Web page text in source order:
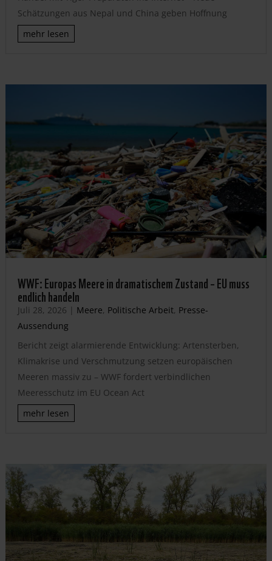
Schätzungen aus Nepal und China geben Hoffnung
mehr lesen
WWF: Europas Meere in dramatischem Zustand – EU muss
endlich handeln
Juli 28, 2026 | Meere, Politische Arbeit, Presse-
Aussendung
Bericht zeigt alarmierende Entwicklung: Artensterben,
Klimakrise und Verschmutzung setzen europäischen
Meeren massiv zu – WWF fordert verbindlichen
Meeresschutz im EU Ocean Act
mehr lesen